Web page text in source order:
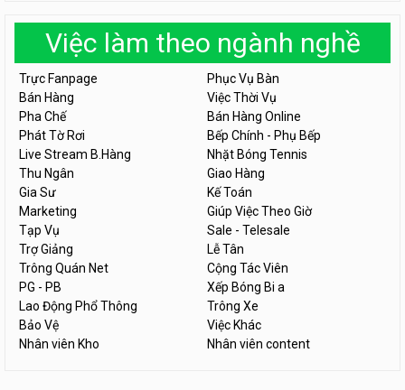
Việc làm theo ngành nghề
Trực Fanpage
Phục Vụ Bàn
Bán Hàng
Việc Thời Vụ
Pha Chế
Bán Hàng Online
Phát Tờ Rơi
Bếp Chính - Phụ Bếp
Live Stream B.Hàng
Nhặt Bóng Tennis
Thu Ngân
Giao Hàng
Gia Sư
Kế Toán
Marketing
Giúp Việc Theo Giờ
Tạp Vụ
Sale - Telesale
Trợ Giảng
Lễ Tân
Trông Quán Net
Cộng Tác Viên
PG - PB
Xếp Bóng Bi a
Lao Động Phổ Thông
Trông Xe
Bảo Vệ
Việc Khác
Nhân viên Kho
Nhân viên content